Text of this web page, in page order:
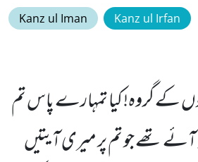
Kanz ul Iman Kanz ul Irfan
کے گروہ! کیا تمہارے پاس تم
تھے جو تم پر میری آیتیں